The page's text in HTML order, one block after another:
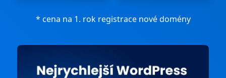
* cena na 1. rok registrace nové domény